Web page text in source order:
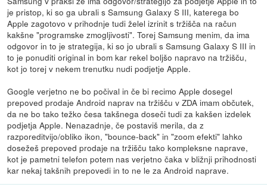
je pristop, ki so ga ubrali s Samsung Galaxy S III, katerega bo
Apple zagotovo v prihodnje tudi želel izrinit s tržišča na račun
kakšne "programske zmogljivosti". Torej Samsung menim, da ima
odgovor in to je strategija, ki so jo ubrali s Samsung Galaxy S III in
to je ponuditi original in bom kar rekel boljšo napravo na tržišču,
kot jo torej v nekem trenutku nudi podjetje Apple.
Google verjetno ne bo počival in če bi recimo Apple dosegel
prepoved prodaje Android naprav na tržišču v ZDA imam občutek,
da ne bo tako težko česa takšnega doseči tudi za kakšen izdelek
podjetja Apple. Nenazadnje, če postaviš merila, da z
razporeditvijo/obliko ikon, "bounce-back" in "zoom efekti" lahko
dosežeš prepoved prodaje na tržišču tako kompleksne naprave,
kot je pametni telefon potem nas verjetno čaka v bližnji prihodnosti
kar nekaj takšnih prepovedi in to ne le za Android naprave.